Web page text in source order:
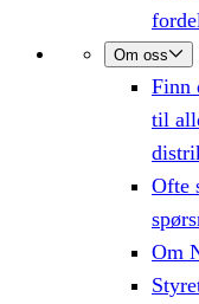
Om oss
Finn
til
Ofte
Om